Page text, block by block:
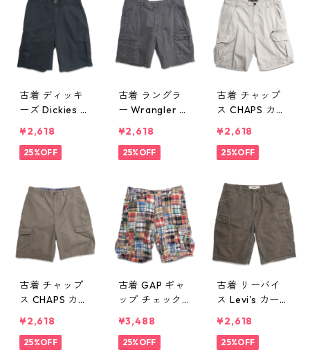
6233n w50607
w50606
6
古着 ディッキ
ーズ Dickies ワ
ョートパンツ
ハーフパンツ
6182n w50604
¥2,618
25%OFF
古着 ラングラ
ー Wrangler カ
ンツ ハーフパ
ンツ グレー 表
406181n w506
04
¥2,618
25%OFF
古着 チャップ
ス CHAPS カー
ツ ハーフパン
ツ リップスト
ー オフホワイ
ト 表記：32 g
d406180n w50
604
¥2,618
25%OFF
古着 チャップ
ス CHAPS カー
ツ ハーフパン
ツ ブラウン系
¥2,618
25%OFF
古着 GAP ギャ
ップ チェック
パンツ ハーフ
パンツ 表記：3
¥3,488
25%OFF
古着 リーバイ
ス Levi's カーゴ
ハーフパンツ
ブラウン 表
¥2,618
25%OFF